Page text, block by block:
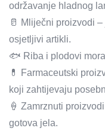
održavanje hladnog
🥛 Mliječni proizvodi
osjetljivi artikli.
🐟 Riba i plodovi
💊 Farmaceutski
koji zahtijevaju
🍦 Zamrznuti
gotova jela.